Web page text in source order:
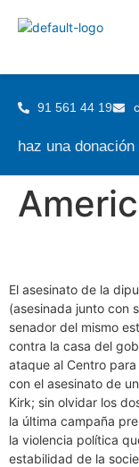
91 561 44 19
haz una donación
El asesinato de la
(asesinada junto con
senador del mismo
contra la casa del
ataque al Centro
con el asesinato de
Kirk; sin olvidar los
la última campaña
la violencia política
estabilidad de la